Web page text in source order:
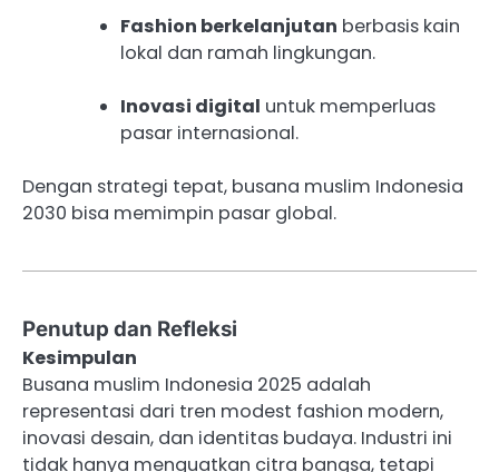
Fashion berkelanjutan berbasis kain
lokal dan ramah lingkungan.
Inovasi digital untuk memperluas
pasar internasional.
Dengan strategi tepat, busana muslim Indonesia
2030 bisa memimpin pasar global.
Penutup dan Refleksi
Kesimpulan
Busana muslim Indonesia 2025 adalah
representasi dari tren modest fashion modern,
inovasi desain, dan identitas budaya. Industri ini
tidak hanya menguatkan citra bangsa, tetapi